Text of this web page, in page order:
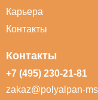
Карьера
Контакты
Контакты
+7 (495) 230-21-81
zakaz@polyalpan-